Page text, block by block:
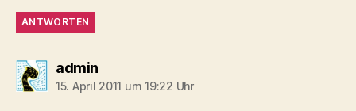
ANTWORTEN
adminsagt:
15. April 2011 um 19:22 Uhr